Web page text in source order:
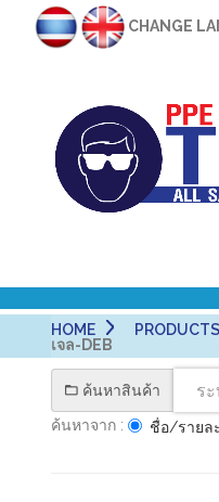
CHANGE
HOME PRODUCTS
เจล-DEB
ค้นหาสินค้า
ค้นหาจาก :
ชื่อ/รายล